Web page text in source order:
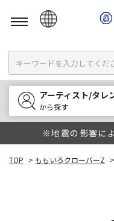
English
한국어
中文
アーティスト/タレ
から探す
※地震の影響に
TOP > ももいろクローバーZ >